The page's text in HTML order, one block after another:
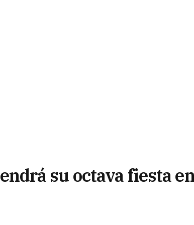
su octava fiesta